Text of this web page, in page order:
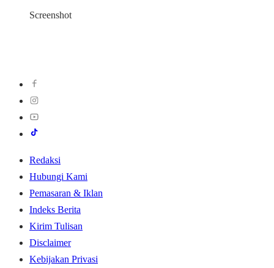
Screenshot
Redaksi
Hubungi Kami
Pemasaran & Iklan
Indeks Berita
Kirim Tulisan
Disclaimer
Kebijakan Privasi